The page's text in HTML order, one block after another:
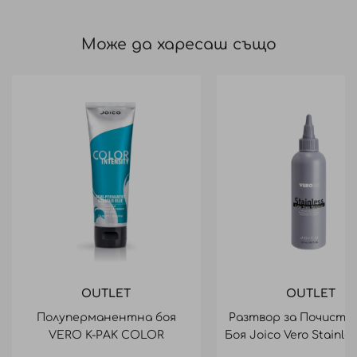
Може да харесаш също
OUTLET
Полуперманентна боя
VERO K-PAK COLOR
OUTLET
Разтвор за
Боя Joico Vero